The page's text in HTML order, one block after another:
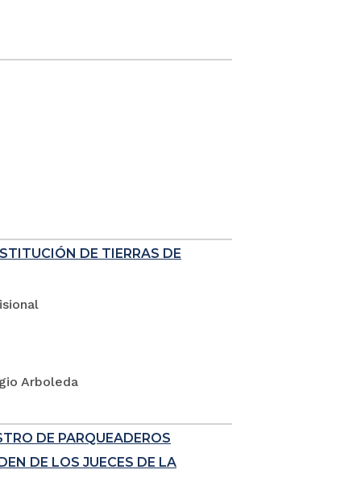
DE TIERRAS DE
Arboleda
DE PARQUEADEROS
DE LOS JUECES DE LA